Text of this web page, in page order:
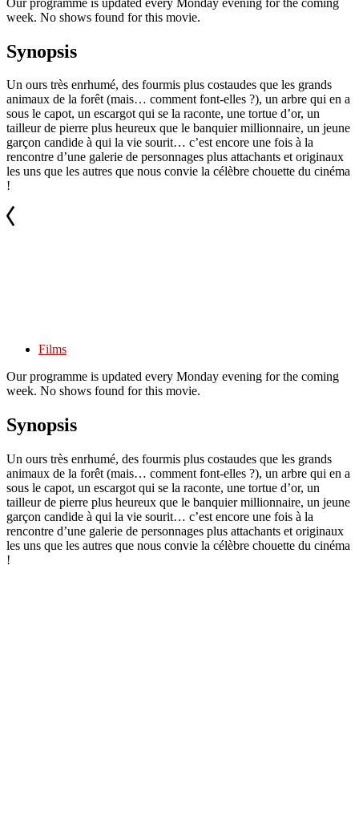
week. No shows found for this movie.
Synopsis
Un ours très enrhumé, des fourmis plus costaudes que les grands
animaux de la forêt (mais… comment font-elles ?), un arbre qui en a
sous le capot, un escargot qui se la raconte, une tortue d’or, un
tailleur de pierre plus heureux que le banquier millionnaire, un jeune
garçon candide à qui la vie sourit… c’est encore une fois à la
rencontre d’une galerie de personnages plus attachants et originaux
les uns que les autres que nous convie la célèbre chouette du cinéma
!
Films
Our programme is updated every Monday evening for the coming
week. No shows found for this movie.
Synopsis
Un ours très enrhumé, des fourmis plus costaudes que les grands
animaux de la forêt (mais… comment font-elles ?), un arbre qui en a
sous le capot, un escargot qui se la raconte, une tortue d’or, un
tailleur de pierre plus heureux que le banquier millionnaire, un jeune
garçon candide à qui la vie sourit… c’est encore une fois à la
rencontre d’une galerie de personnages plus attachants et originaux
les uns que les autres que nous convie la célèbre chouette du cinéma
!